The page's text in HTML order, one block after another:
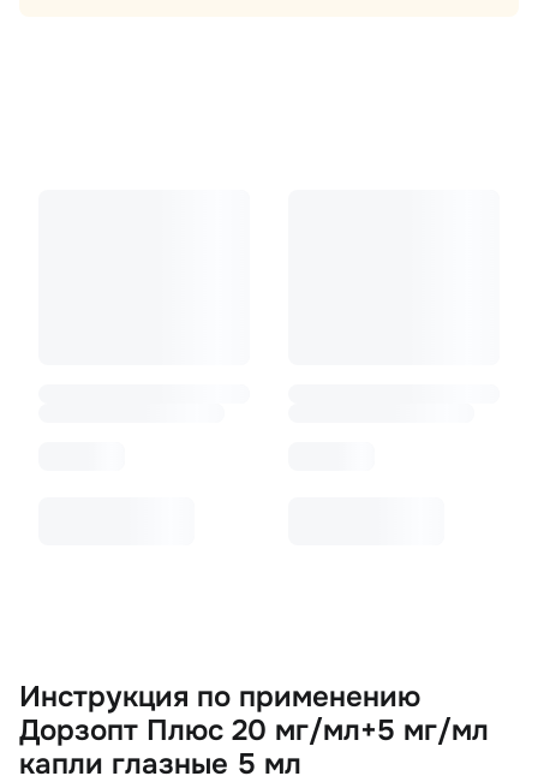
Инструкция по применению
Дорзопт Плюс 20 мг/мл+5 мг/мл
капли глазные 5 мл